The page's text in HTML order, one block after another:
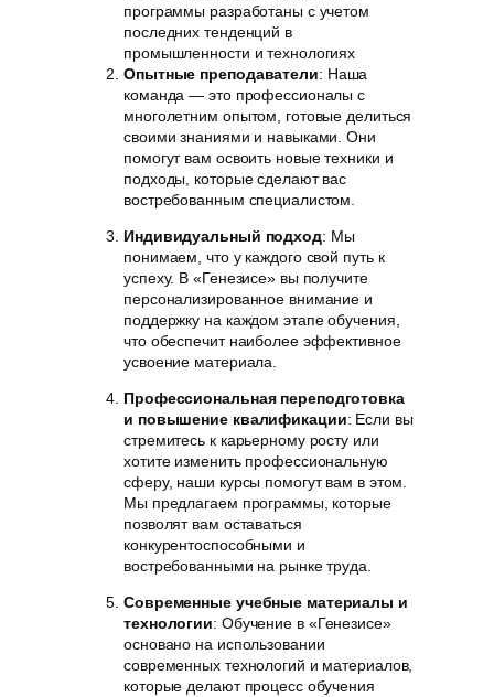
программы разработаны с учетом
последних тенденций в
промышленности и технологиях
Опытные преподаватели: Наша
команда — это профессионалы с
многолетним опытом, готовые делиться
своими знаниями и навыками. Они
помогут вам освоить новые техники и
подходы, которые сделают вас
востребованным специалистом.
Индивидуальный подход: Мы
понимаем, что у каждого свой путь к
успеху. В «Генезисе» вы получите
персонализированное внимание и
поддержку на каждом этапе обучения,
что обеспечит наиболее эффективное
усвоение материала.
Профессиональная переподготовка
и повышение квалификации: Если вы
стремитесь к карьерному росту или
хотите изменить профессиональную
сферу, наши курсы помогут вам в этом.
Мы предлагаем программы, которые
позволят вам оставаться
конкурентоспособными и
востребованными на рынке труда.
Современные учебные материалы и
технологии: Обучение в «Генезисе»
основано на использовании
современных технологий и материалов,
которые делают процесс обучения